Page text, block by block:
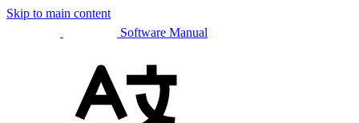
Skip to main content
Software Manual